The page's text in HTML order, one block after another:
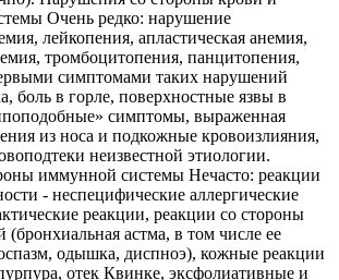
Очень редко: нарушение
лейкопения, апластическая анемия,
тромбоцитопения, панцитопения,
симптомами таких нарушений
боль в горле, поверхностные язвы в
симптомы, выраженная
из носа и подкожные кровоизлияния,
неизвестной этиологии.
иммунной системы Нечасто: реакции
- неспецифические аллергические
реакции, реакции со стороны
(бронхиальная астма, в том числе ее
одышка, диспноэ), кожные реакции
отек Квинке, эксфолиативные и